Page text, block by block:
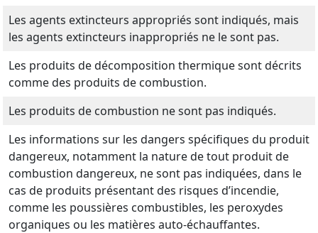
Les agents extincteurs appropriés sont indiqués, mais
les agents extincteurs inappropriés ne le sont pas.
Les produits de décomposition thermique sont décrits
comme des produits de combustion.
Les produits de combustion ne sont pas indiqués.
Les informations sur les dangers spécifiques du produit
dangereux, notamment la nature de tout produit de
combustion dangereux, ne sont pas indiquées, dans le
cas de produits présentant des risques d’incendie,
comme les poussières combustibles, les peroxydes
organiques ou les matières auto-échauffantes.